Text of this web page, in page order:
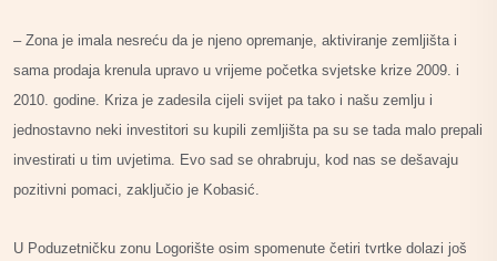
– Zona je imala nesreću da je njeno opremanje, aktiviranje zemljišta i
sama prodaja krenula upravo u vrijeme početka svjetske krize 2009. i
2010. godine. Kriza je zadesila cijeli svijet pa tako i našu zemlju i
jednostavno neki investitori su kupili zemljišta pa su se tada malo prepali
investirati u tim uvjetima. Evo sad se ohrabruju, kod nas se dešavaju
pozitivni pomaci, zaključio je Kobasić.
U Poduzetničku zonu Logorište osim spomenute četiri tvrtke dolazi još